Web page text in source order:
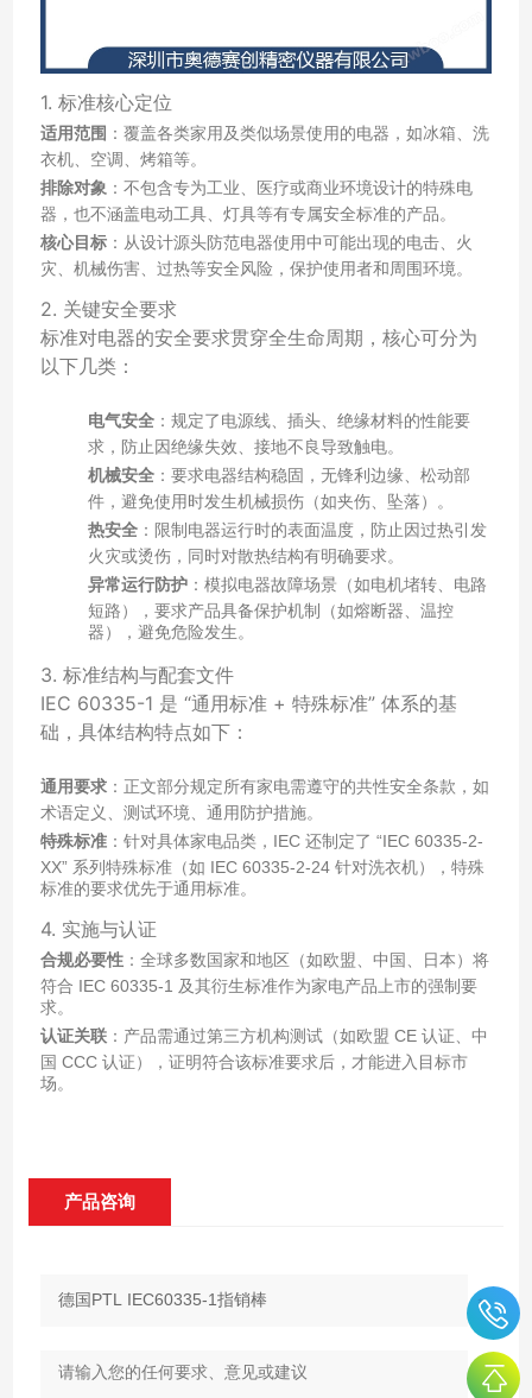
1. 标准核心定位
适用范围 ：覆盖各类家用及类似场景使用的电器，如冰箱、洗
衣机、空调、烤箱等。
排除对象：不包含专为工业、医疗或商业环境设计的特殊电
器，也不涵盖电动工具、灯具等有专属安全标准的产品。
核心目标：从设计源头防范电器使用中可能出现的电击、火
灾、机械伤害、过热等安全风险，保护使用者和周围环境。
2. 关键安全要求
标准对电器的安全要求贯穿全生命周期，核心可分为
以下几类：
电气安全：规定了电源线、插头、绝缘材料的性能要
求，防止因绝缘失效、接地不良导致触电。
机械安全：要求电器结构稳固，无锋利边缘、松动部
件，避免使用时发生机械损伤（如夹伤、坠落）。
热安全：限制电器运行时的表面温度，防止因过热引发
火灾或烫伤，同时对散热结构有明确要求。
异常运行防护：模拟电器故障场景（如电机堵转、电路
短路），要求产品具备保护机制（如熔断器、温控
器），避免危险发生。
3. 标准结构与配套文件
IEC 60335-1 是 “通用标准 + 特殊标准” 体系的基
础，具体结构特点如下：
通用要求：正文部分规定所有家电需遵守的共性安全条款，如
术语定义、测试环境、通用防护措施。
特殊标准：针对具体家电品类，IEC 还制定了 “IEC 60335-2-
XX” 系列特殊标准（如 IEC 60335-2-24 针对洗衣机），特殊
标准的要求优先于通用标准。
4. 实施与认证
合规必要性：全球多数国家和地区（如欧盟、中国、日本）将
符合 IEC 60335-1 及其衍生标准作为家电产品上市的强制要
求。
认证关联：产品需通过第三方机构测试（如欧盟 CE 认证、中
国 CCC 认证），证明符合该标准要求后，才能进入目标市
场。
产品咨询